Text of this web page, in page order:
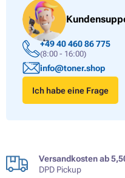
+49 40 460 86 775
(8:00 - 16:00)
info@toner.shop
Ich habe eine Frage
Versandkosten ab
DPD Pickup